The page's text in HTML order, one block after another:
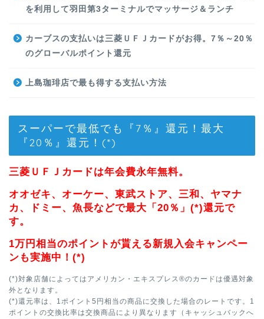
を利用して羽田第3ターミナルでマッサージ＆ランチ
カーブスの支払いは三菱ＵＦＪカードがお得。7％～20％
のグローバルポイント還元
上島珈琲店で最も得する支払い方法
スーパーで最低でも『7％』還元！最大
『20％』還元！(*)
三菱ＵＦＪカードは年会費永年無料。
オオゼキ、オーケー、東武ストア、三和、ヤマナ
カ、ドミー、魚長などで最大「20％」(*)還元で
す。
1万円相当のポイントが貰える新規入会キャンペー
ンも実施中！(*)
(*)対象店舗によってはアメリカン・エキスプレス®のカードは優遇対象
外となります。
(*)還元率は、1ポイント5円相当の商品に交換した場合のレートです。1
ポイントの交換比率は交換商品により異なります（キャッシュバックへ